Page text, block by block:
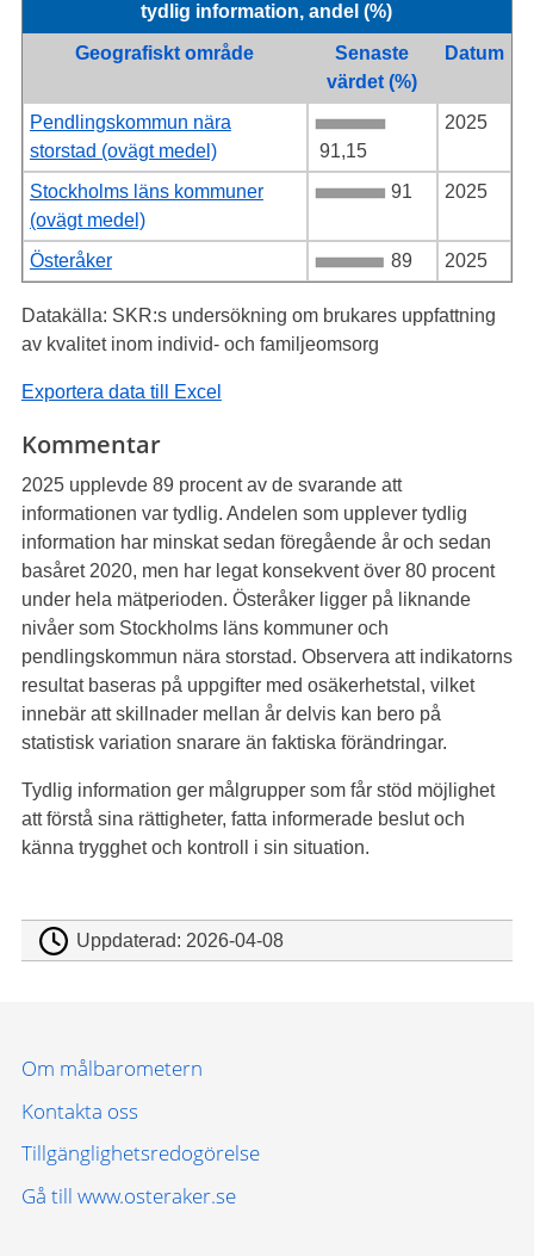
tydlig information, andel (%)
Geografiskt område
Senaste
värdet (%)
Datum
Pendlingskommun nära
storstad (ovägt medel)
91,15
2025
Stockholms läns kommuner
(ovägt medel)
91 2025
Österåker 89 2025
Datakälla: SKR:s undersökning om brukares uppfattning
av kvalitet inom individ- och familjeomsorg
Exportera data till Excel
Kommentar
2025 upplevde 89 procent av de svarande att
informationen var tydlig. Andelen som upplever tydlig
information har minskat sedan föregående år och sedan
basåret 2020, men har legat konsekvent över 80 procent
under hela mätperioden. Österåker ligger på liknande
nivåer som Stockholms läns kommuner och
pendlingskommun nära storstad. Observera att indikatorns
resultat baseras på uppgifter med osäkerhetstal, vilket
innebär att skillnader mellan år delvis kan bero på
statistisk variation snarare än faktiska förändringar.
Tydlig information ger målgrupper som får stöd möjlighet
att förstå sina rättigheter, fatta informerade beslut och
känna trygghet och kontroll i sin situation.
Uppdaterad: 2026-04-08
Om målbarometern
Kontakta oss
Tillgänglighetsredogörelse
Gå till www.osteraker.se